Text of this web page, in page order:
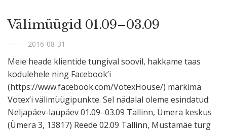
Välimüügid 01.09–03.09
2016-08-31
Meie heade klientide tungival soovil, hakkame taas
kodulehele ning Facebook’i
(https://www.facebook.com/VotexHouse/) märkima
Votex’i välimüü­gi­punkte. Sel nädalal oleme esindatud:
Neljapäev-laupäev 01.09–03.09 Tallinn, Ümera keskus
(Ümera 3, 13817) Reede 02.09 Tallinn, Mustamäe turg